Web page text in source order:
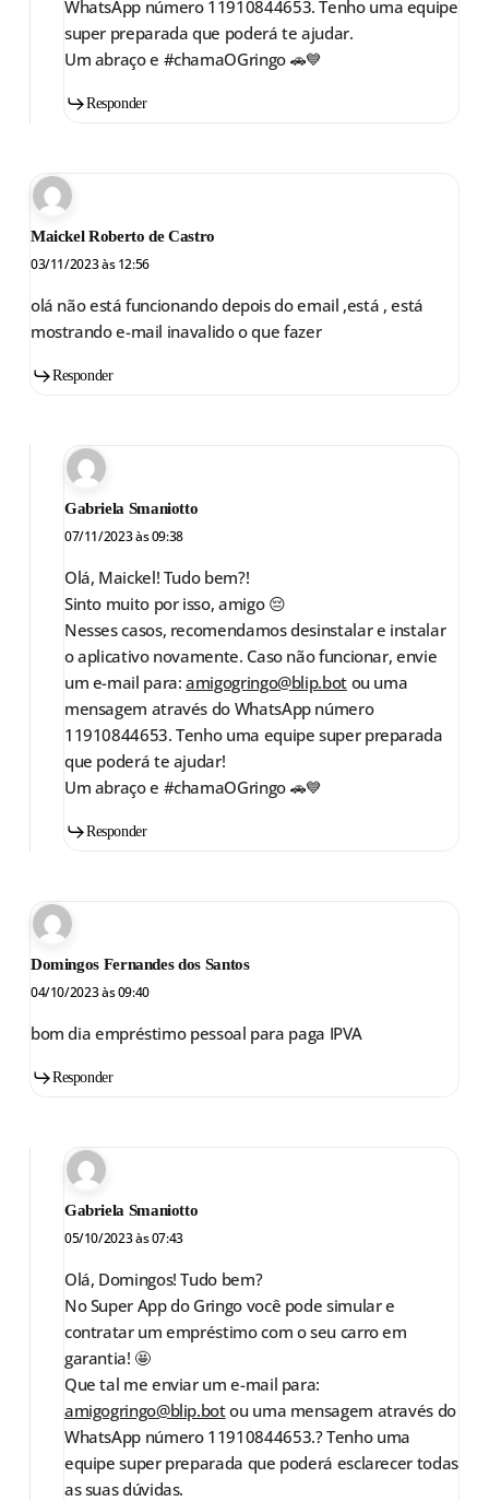
WhatsApp número 11910844653. Tenho uma equipe
super preparada que poderá te ajudar.
Um abraço e #chamaOGringo 🚗💙
Responder
Maickel Roberto de Castro
03/11/2023 às 12:56
olá não está funcionando depois do email ,está , está
mostrando e-mail inavalido o que fazer
Responder
Gabriela Smaniotto
07/11/2023 às 09:38
Olá, Maickel! Tudo bem?!
Sinto muito por isso, amigo 😔
Nesses casos, recomendamos desinstalar e instalar
o aplicativo novamente. Caso não funcionar, envie
um e-mail para:amigogringo@blip.botou uma
mensagem através do WhatsApp número
11910844653. Tenho uma equipe super preparada
que poderá te ajudar!
Um abraço e #chamaOGringo 🚗💙
Responder
Domingos Fernandes dos Santos
04/10/2023 às 09:40
bom dia empréstimo pessoal para paga IPVA
Responder
Gabriela Smaniotto
05/10/2023 às 07:43
Olá, Domingos! Tudo bem?
No Super App do Gringo você pode simular e
contratar um empréstimo com o seu carro em
garantia! 🤩
Que tal me enviar um e-mail para:
amigogringo@blip.botou uma mensagem através do
WhatsApp número 11910844653.? Tenho uma
equipe super preparada que poderá esclarecer todas
as suas dúvidas.